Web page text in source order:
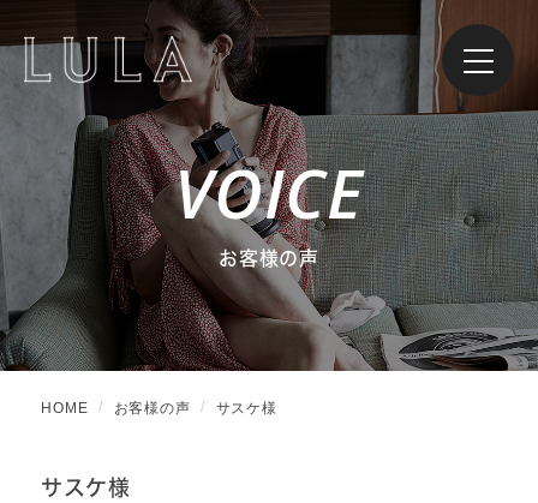
VOICE
お客様の声
HOME お客様の声 サスケ様
サスケ様